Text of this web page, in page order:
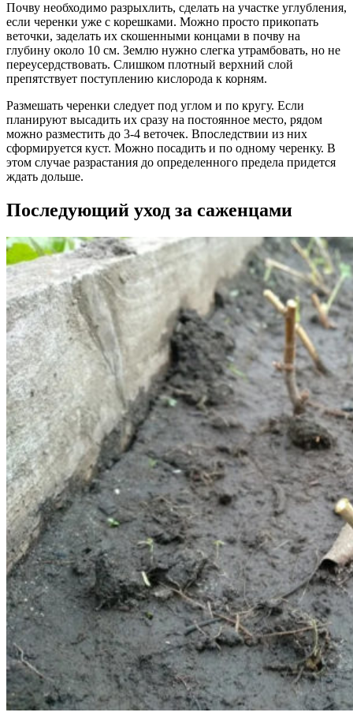
Почву необходимо разрыхлить, сделать на участке углубления,
если черенки уже с корешками. Можно просто прикопать
веточки, заделать их скошенными концами в почву на
глубину около 10 см. Землю нужно слегка утрамбовать, но не
переусердствовать. Слишком плотный верхний слой
препятствует поступлению кислорода к корням.
Размешать черенки следует под углом и по кругу. Если
планируют высадить их сразу на постоянное место, рядом
можно разместить до 3-4 веточек. Впоследствии из них
сформируется куст. Можно посадить и по одному черенку. В
этом случае разрастания до определенного предела придется
ждать дольше.
Последующий уход за саженцами